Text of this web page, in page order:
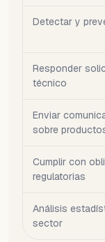
Detectar y
Responder
técnico
Enviar
sobre
Cumplir con
regulatorias
Análisis
sector